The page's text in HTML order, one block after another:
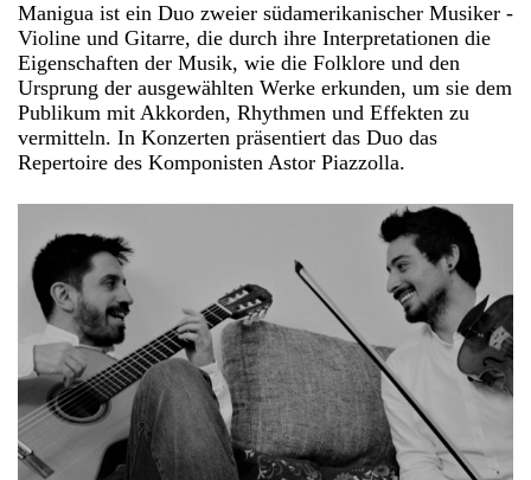
Manigua ist ein Duo zweier südamerikanischer Musiker -
Violine und Gitarre, die durch ihre Interpretationen die
Eigenschaften der Musik, wie die Folklore und den
Ursprung der ausgewählten Werke erkunden, um sie dem
Publikum mit Akkorden, Rhythmen und Effekten zu
vermitteln. In Konzerten präsentiert das Duo das
Repertoire des Komponisten Astor Piazzolla.